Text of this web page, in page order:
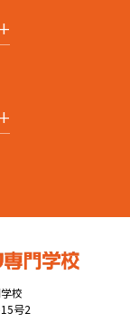
+
+
校
15号2